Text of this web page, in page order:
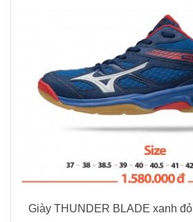
Giày THUNDER BLADE xanh đỏ